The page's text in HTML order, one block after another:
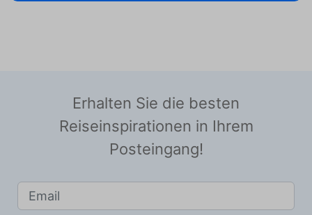
Erhalten Sie die besten
Reiseinspirationen in Ihrem
Posteingang!